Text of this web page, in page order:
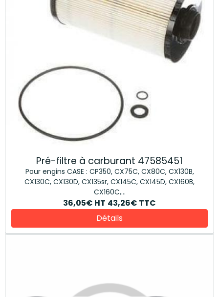
Pré-filtre à carburant 47585451
Pour engins CASE : CP350, CX75C, CX80C, CX130B,
CX130C, CX130D, CX135sr, CX145C, CX145D, CX160B,
CX160C,...
36,05€ HT 43,26€ TTC
Détails